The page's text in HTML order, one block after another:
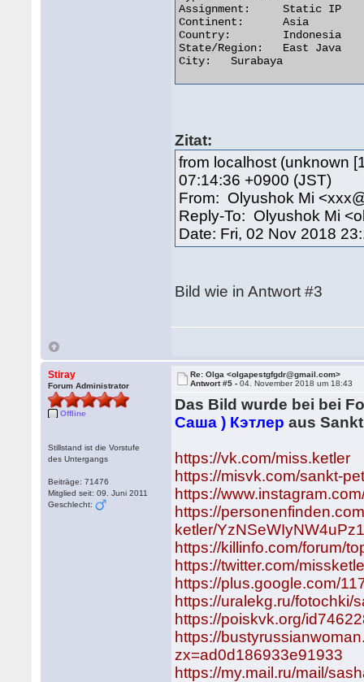
Assignment:	Static IP
Continent:	Asia
Country:	Indonesia
State/Region:	East Java
City:	Surabaya
Zitat:
from localhost (unknown
07:14:36 +0900 (JST)
From: Olyushok Mi
Reply-To: Olyushok Mi
Date: Fri, 02 Nov 2018
Bild wie in Antwort #3
Stiray
Forum Administrator
Offline
Stillstand ist die Vorstufe
des Untergangs
Beiträge: 71476
Mitglied seit: 09. Juni 2011
Geschlecht:
Re: Olga <olgapestgfgdr@gmail.com>
Antwort #5 -04. November 2018 um 18:43
Das Bild wurde bei bei
Саша ) Кэтлер aus
https://vk.com/miss.ketler
https://misvk.com/sankt-
https://
https://
ketler/
https://killinfo.com/forum/
https://twitter.com/
https://plus.google.com/
https://uralekg.ru/fotochki/
https://poiskvk.org/
https://
zx=ad0d186933e91933
https://my.mail.ru/mail/